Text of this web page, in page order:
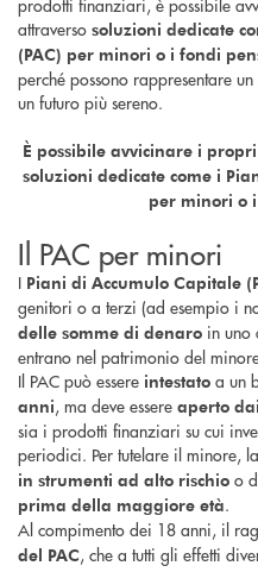
attraverso soluzioni dedicate
(PAC) per minori o i fondi
perché possono rappresentare
un futuro più sereno.
È possibile avvicinare i
soluzioni dedicate come i
per minori o
Il PAC per minori
I Piani di Accumulo Capitale
genitori o a terzi (ad esempio i
delle somme di denaro in uno
entrano nel patrimonio del
Il PAC può essere intestato a un
anni, ma deve essere aperto
sia i prodotti finanziari su cui
periodici. Per tutelare il minore,
in strumenti ad alto rischio o
prima della maggiore età.
Al compimento dei 18 anni, il
del PAC, che a tutti gli effetti